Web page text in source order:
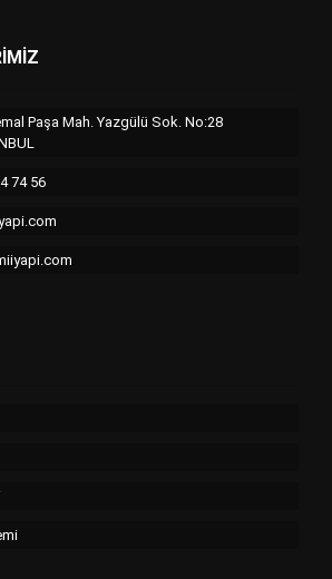
Paşa Mah. Yazgülü Sok. No:28
74 56